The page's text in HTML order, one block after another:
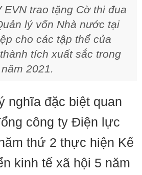
EVN trao tặng Cờ thi đua
lý vốn Nhà nước tại
cho các tập thể của
tích xuất sắc trong
năm 2021.
nghĩa đặc biệt quan
công ty Điện lực
thứ 2 thực hiện Kế
kinh tế xã hội 5 năm